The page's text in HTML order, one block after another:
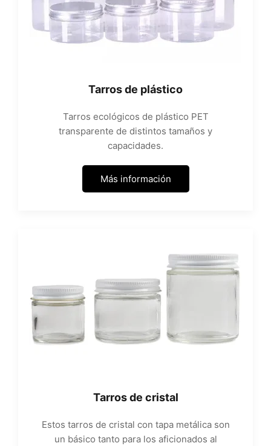
Tarros de plástico
Tarros ecológicos de plástico PET
transparente de distintos tamaños y
capacidades.
Más información
Tarros de cristal
Estos tarros de cristal con tapa metálica son
un básico tanto para los aficionados al